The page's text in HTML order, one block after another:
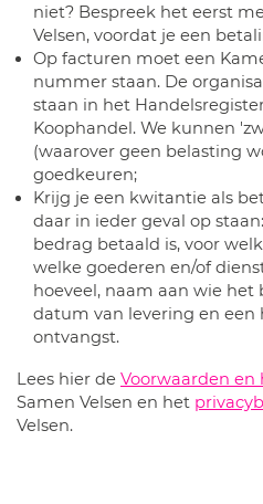
niet? Bespreek het eerst
Velsen, voordat je een
Op facturen moet een
nummer staan. De
staan in het
Koophandel. We kunnen
(waarover geen belasting
goedkeuren;
Krijg je een kwitantie als
daar in ieder geval op
bedrag betaald is, voor
welke goederen en/of
hoeveel, naam aan wie het
datum van levering en een
ontvangst.
Lees hier de Voorwaarden en
Samen Velsen en het
Velsen.